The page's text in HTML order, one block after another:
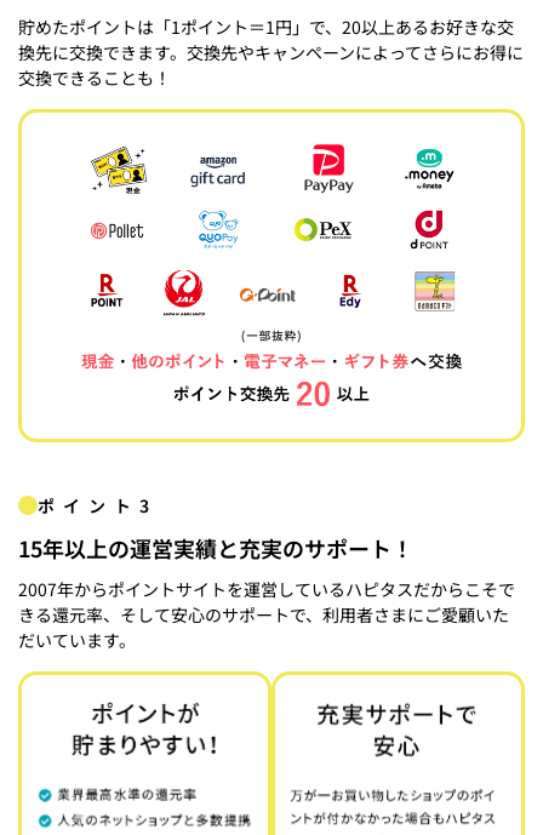
貯めたポイントは「1ポイント＝1円」で、20以上あるお好きな交
換先に交換できます。交換先やキャンペーンによってさらにお得に
交換できることも！
ポイント3
15年以上の運営実績と充実のサポート！
2007年からポイントサイトを運営しているハピタスだからこそで
きる還元率、そして安心のサポートで、利用者さまにご愛顧いた
だいています。